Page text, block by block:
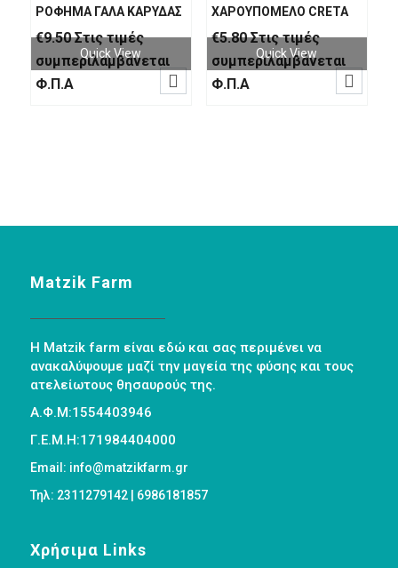
ΡΟΦΗΜΑ ΓΑΛΑ ΚΑΡΥΔΑΣ
€9.50 Στις τιμές
συμπεριλαμβάνεται
Φ.Π.Α
Quick View

ΧΑΡΟΥΠΟΜΕΛΟ CRETA
€5.80 Στις τιμές
συμπεριλαμβάνεται
Φ.Π.Α
Quick View

Matzik Farm
Η Matzik farm είναι εδώ και σας περιμένει να
ανακαλύψουμε μαζί την μαγεία της φύσης και τους
ατελείωτους θησαυρούς της.
Α.Φ.Μ:1554403946
Γ.Ε.Μ.Η:171984404000
Email: info@matzikfarm.gr
Τηλ: 2311279142 | 6986181857
Χρήσιμα Links